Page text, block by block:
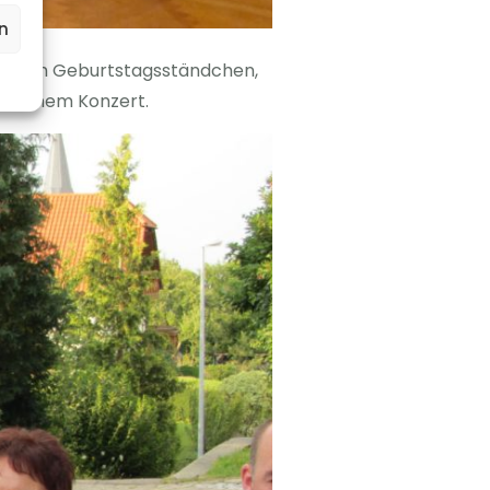
Geburtstagsständchen,
Konzert.